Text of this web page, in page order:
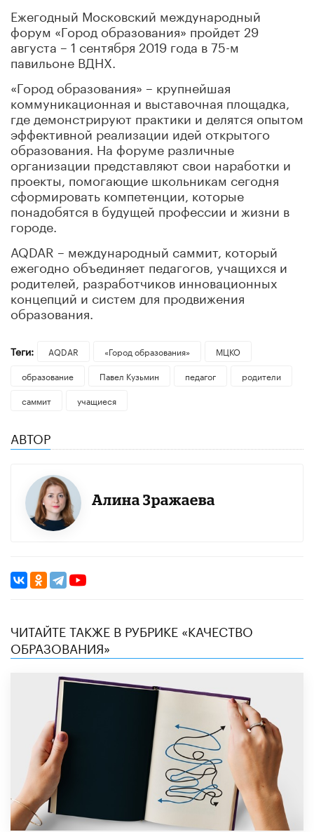
Ежегодный Московский международный
форум «Город образования» пройдет 29
августа – 1 сентября 2019 года в 75-м
павильоне ВДНХ.
«Город образования» – крупнейшая
коммуникационная и выставочная площадка,
где демонстрируют практики и делятся опытом
эффективной реализации идей открытого
образования. На форуме различные
организации представляют свои наработки и
проекты, помогающие школьникам сегодня
сформировать компетенции, которые
понадобятся в будущей профессии и жизни в
городе.
AQDAR – международный саммит, который
ежегодно объединяет педагогов, учащихся и
родителей, разработчиков инновационных
концепций и систем для продвижения
образования.
Теги: AQDAR «Город образования»
МЦКО
образование
Павел Кузьмин педагог
родители
саммит
учащиеся
АВТОР
Алина Зражаева
ЧИТАЙТЕ ТАКЖЕ В РУБРИКЕ «КАЧЕСТВО
ОБРАЗОВАНИЯ»